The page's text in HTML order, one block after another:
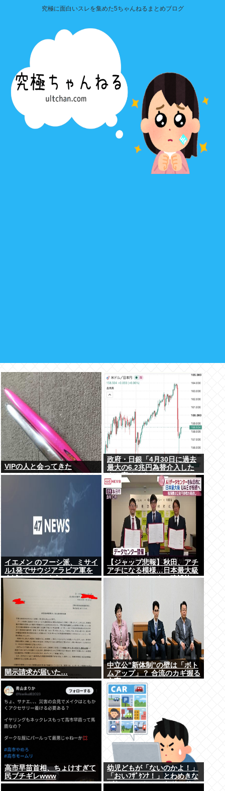
究極に面白いスレを集めた5ちゃんねるまとめブログ
VIPの人と会ってきた
政府・日銀「4月30日に過去
最大の6.2兆円為替介入した
よ！褒めてよ！」
イエメン のフーシ派、ミサイ
ル1発でサウジアラビア軍を
全滅させてしまうww
【ジャップ悲報】秋田、アチ
アチになる模様…日本最大級
のAIデータセンター建設決
開示請求が届いた…
中立公”新体制”の壁は「ボト
ムアップ」？ 合流のカギ握る
立憲
高市早苗首相、ちょけすぎて
民ブチギレwww
幼児どもが「ないのかよ！」
「おいﾌｻﾞｹﾝﾅ！」とわめきな
がらショーケースをドンドン